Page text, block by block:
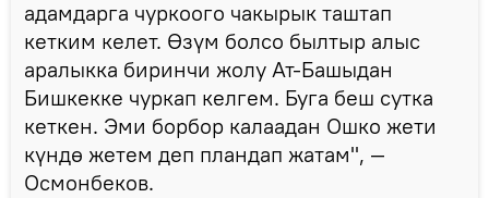
адамдарга чуркоого чакырык таштап
кетким келет. Өзүм болсо былтыр алыс
аралыкка биринчи жолу Ат-Башыдан
Бишкекке чуркап келгем. Буга беш сутка
кеткен. Эми борбор калаадан Ошко жети
күндө жетем деп пландап жатам", —
Осмонбеков.